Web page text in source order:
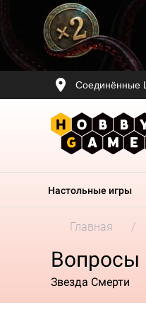
Соединённые
Настольные игры
Главная
Вопросы
Звезда Смерти